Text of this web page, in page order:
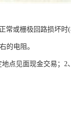
常或栅极回路损坏
的电阻。
点见面现金交易；